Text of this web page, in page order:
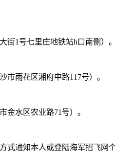
1号七里庄地铁站h口南侧）。
雨花区湘府中路117号）。
水区农业路71号）。
式通知本人或登陆海军招飞网